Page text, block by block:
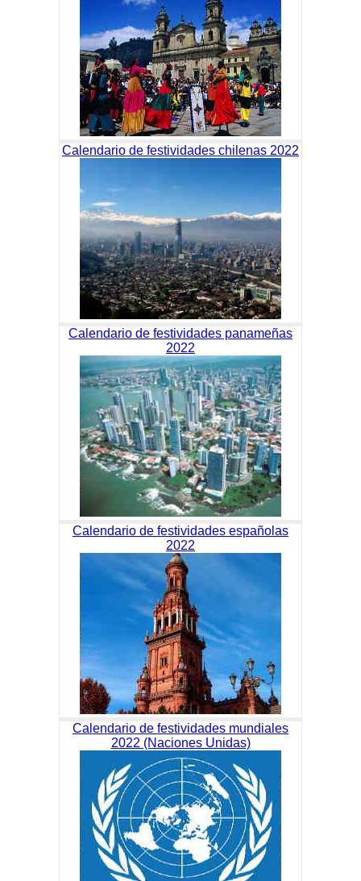
Calendario de festividades chilenas 2022
Calendario de festividades panameñas
2022
Calendario de festividades españolas
2022
Calendario de festividades mundiales
2022 (Naciones Unidas)